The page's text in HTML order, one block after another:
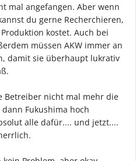
mal angefangen. Aber wenn
du gerne Recherchieren,
kostet. Auch bei
müssen AKW immer an
damit sie überhaupt lukrativ
Betreiber nicht mal mehr die
Fukushima hoch
alle dafür.... und jetzt....